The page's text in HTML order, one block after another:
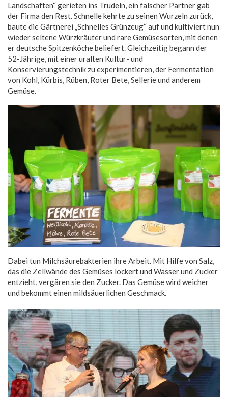
Landschaften“ gerieten ins Trudeln, ein falscher Partner gab
der Firma den Rest. Schnelle kehrte zu seinen Wurzeln zurück,
baute die Gärtnerei „Schnelles Grünzeug“ auf und kultiviert nun
wieder seltene Würzkräuter und rare Gemüsesorten, mit denen
er deutsche Spitzenköche beliefert. Gleichzeitig begann der
52-Jährige, mit einer uralten Kultur- und
Konservierungstechnik zu experimentieren, der Fermentation
von Kohl, Kürbis, Rüben, Roter Bete, Sellerie und anderem
Gemüse.
Dabei tun Milchsäurebakterien ihre Arbeit. Mit Hilfe von Salz,
das die Zellwände des Gemüses lockert und Wasser und Zucker
entzieht, vergären sie den Zucker. Das Gemüse wird weicher
und bekommt einen mildsäuerlichen Geschmack.